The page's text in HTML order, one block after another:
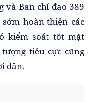
và Ban chỉ đạo 389
hoàn thiện các
kiểm soát tốt mặt
tiêu cực cũng
dân.